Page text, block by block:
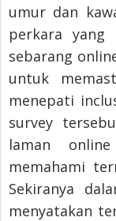
umur dan
perkara
sebarang
untuk
menepati
survey
laman
memahami
Sekiranya
menyatakan